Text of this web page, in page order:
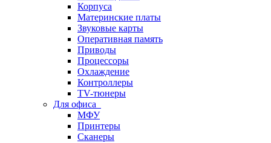
Корпуса
Материнские платы
Звуковые карты
Оперативная память
Приводы
Процессоры
Охлаждение
Контроллеры
TV-тюнеры
Для офиса
МФУ
Принтеры
Сканеры